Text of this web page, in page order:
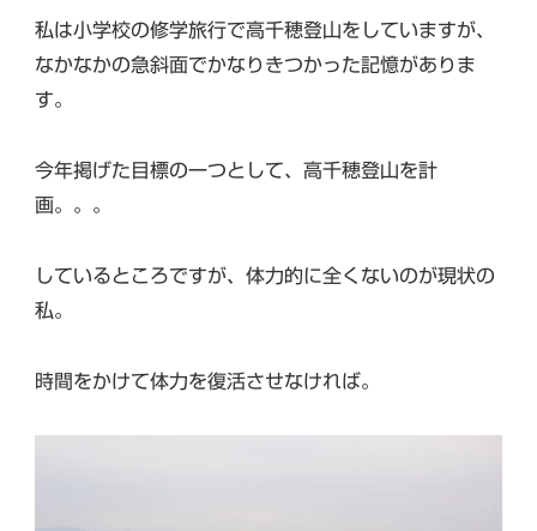
私は小学校の修学旅行で高千穂登山をしていますが、
なかなかの急斜面でかなりきつかった記憶がありま
す。
今年掲げた目標の一つとして、高千穂登山を計
画。。。
しているところですが、体力的に全くないのが現状の
私。
時間をかけて体力を復活させなければ。